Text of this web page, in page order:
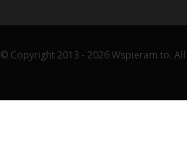
© Copyright 2013 - 2026 Wspieram.to.